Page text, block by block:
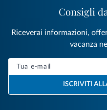
Consigli
Riceverai informazioni,
vacanza
ISCRIVITI